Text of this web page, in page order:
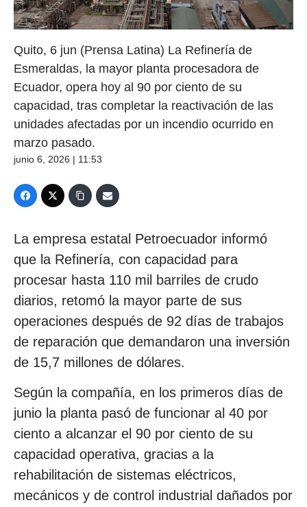
Quito, 6 jun (Prensa Latina) La Refinería de
Esmeraldas, la mayor planta procesadora de
Ecuador, opera hoy al 90 por ciento de su
capacidad, tras completar la reactivación de las
unidades afectadas por un incendio ocurrido en
marzo pasado.
junio 6, 2026 | 11:53
La empresa estatal Petroecuador informó
que la Refinería, con capacidad para
procesar hasta 110 mil barriles de crudo
diarios, retomó la mayor parte de sus
operaciones después de 92 días de trabajos
de reparación que demandaron una inversión
de 15,7 millones de dólares.
Según la compañía, en los primeros días de
junio la planta pasó de funcionar al 40 por
ciento a alcanzar el 90 por ciento de su
capacidad operativa, gracias a la
rehabilitación de sistemas eléctricos,
mecánicos y de control industrial dañados por